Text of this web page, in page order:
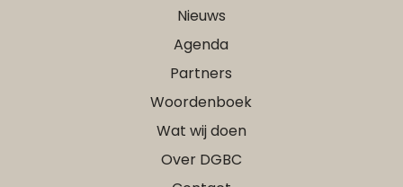
Nieuws
Agenda
Partners
Woordenboek
Wat wij doen
Over DGBC